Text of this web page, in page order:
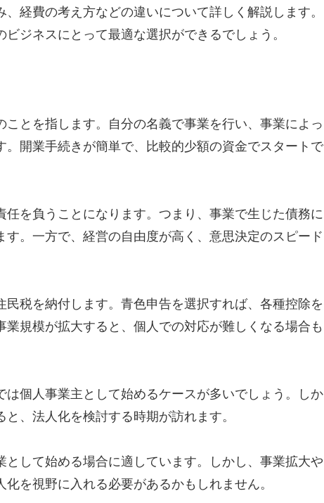
経費の考え方などの違いについて詳しく解説します。
ジネスにとって最適な選択ができるでしょう。
とを指します。自分の名義で事業を行い、事業によっ
開業手続きが簡単で、比較的少額の資金でスタートで
を負うことになります。つまり、事業で生じた債務に
。一方で、経営の自由度が高く、意思決定のスピード
税を納付します。青色申告を選択すれば、各種控除を
規模が拡大すると、個人での対応が難しくなる場合も
個人事業主として始めるケースが多いでしょう。しか
、法人化を検討する時期が訪れます。
して始める場合に適しています。しかし、事業拡大や
を視野に入れる必要があるかもしれません。